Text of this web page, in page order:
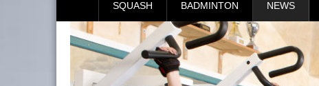
SQUASH BADMINTON NEWS